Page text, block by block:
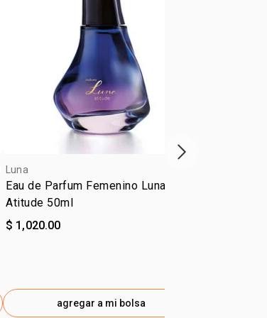
Luna
Eau de Parfum Femenino Luna
Atitude 50ml
$ 1,020.00
agregar a mi bolsa
próximo item